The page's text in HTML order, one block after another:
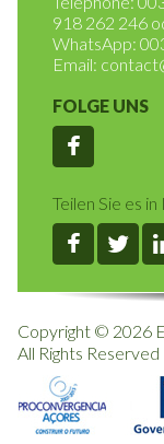
Rua do
Téléphone:
918 262 246
WhatsApp:
Email:
FOLGE UNS
Teilen Sie es
Copyright © 2026
All Rights Reserved